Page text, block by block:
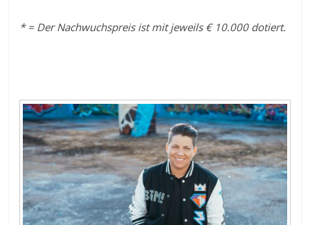
* = Der Nachwuchspreis ist mit jeweils € 10.000 dotiert.